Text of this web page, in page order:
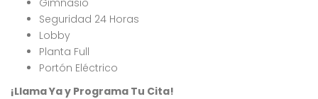
Gimnasio
Seguridad 24 Horas
Lobby
Planta Full
Portón Eléctrico
¡Llama Ya y Programa Tu Cita!